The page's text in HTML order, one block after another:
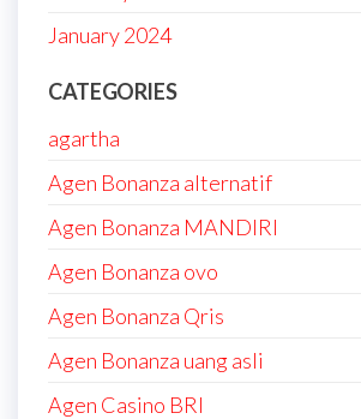
January 2024
CATEGORIES
agartha
Agen Bonanza alternatif
Agen Bonanza MANDIRI
Agen Bonanza ovo
Agen Bonanza Qris
Agen Bonanza uang asli
Agen Casino BRI